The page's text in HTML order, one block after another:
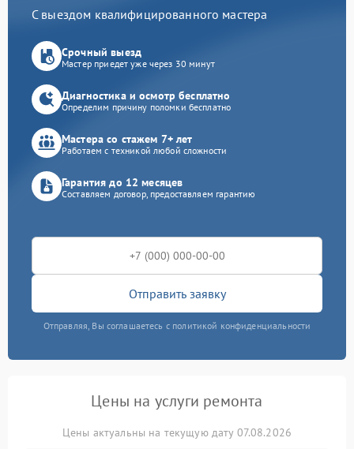
С выездом квалифицированного мастера
Срочный выезд
Мастер приедет уже через 30 минут
Диагностика и осмотр бесплатно
Определим причину поломки бесплатно
Мастера со стажем 7+ лет
Работаем с техникой любой сложности
Гарантия до 12 месяцев
Составляем договор, предоставляем гарантию
Отправить заявку
Отправляя, Вы соглашаетесь с политикой конфиденциальности
Цены на услуги ремонта
Цены актуальны на текущую дату 07.08.2026